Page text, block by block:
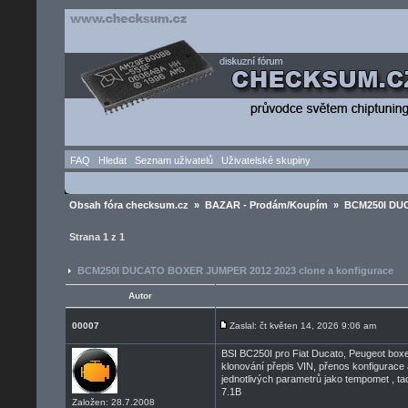
FAQ Hledat Seznam uživatelů Uživatelské skupiny
Obsah fóra checksum.cz » BAZAR - Prodám/Koupím » BCM250I
Strana 1 z 1
BCM250I DUCATO BOXER JUMPER 2012 2023 clone a konfigurace
Autor
00007 Zaslal: čt květen 14, 2026 9:06 am
Založen: 28.7.2008
BSI BC250I pro Fiat Ducato, Peugeot
klonování přepis VIN, přenos
jednotlivých parametrů jako tempomet ,
7.1B